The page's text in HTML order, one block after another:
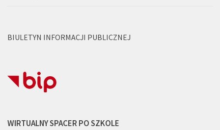
BIULETYN INFORMACJI PUBLICZNEJ
WIRTUALNY SPACER PO SZKOLE